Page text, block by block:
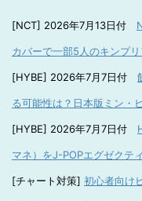
[NCT] 2026年7月13日付
カバーで一部5人のキンプ
[HYBE] 2026年7月7日付
る可能性は？日本版ミン・
[HYBE] 2026年7月7日付
マネ）をJ-POPエグゼクテ
[チャート対策] 初心者向け